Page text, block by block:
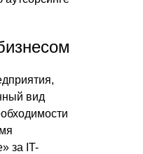
вид
за IT-